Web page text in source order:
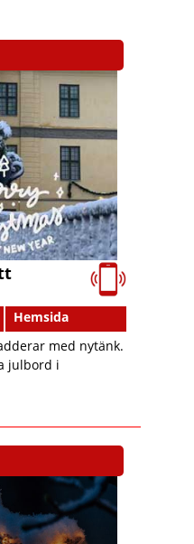
Hemsida
med nytänk.
julbord i